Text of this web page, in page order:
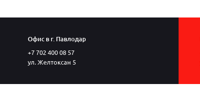
Офис в г. Павлодар
+7 702 400 08 57
ул. Желтоксан 5